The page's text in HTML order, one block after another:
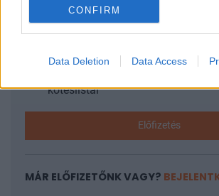
CONFIRM
Data Deletion Data Access
regisztrációhoz kötött.
Az előfizetés a következőket
Portfolio.hu teljes cikkarchívum
kötéslistái
Előfizetés
MÁR ELŐFIZETŐNK VAGY?